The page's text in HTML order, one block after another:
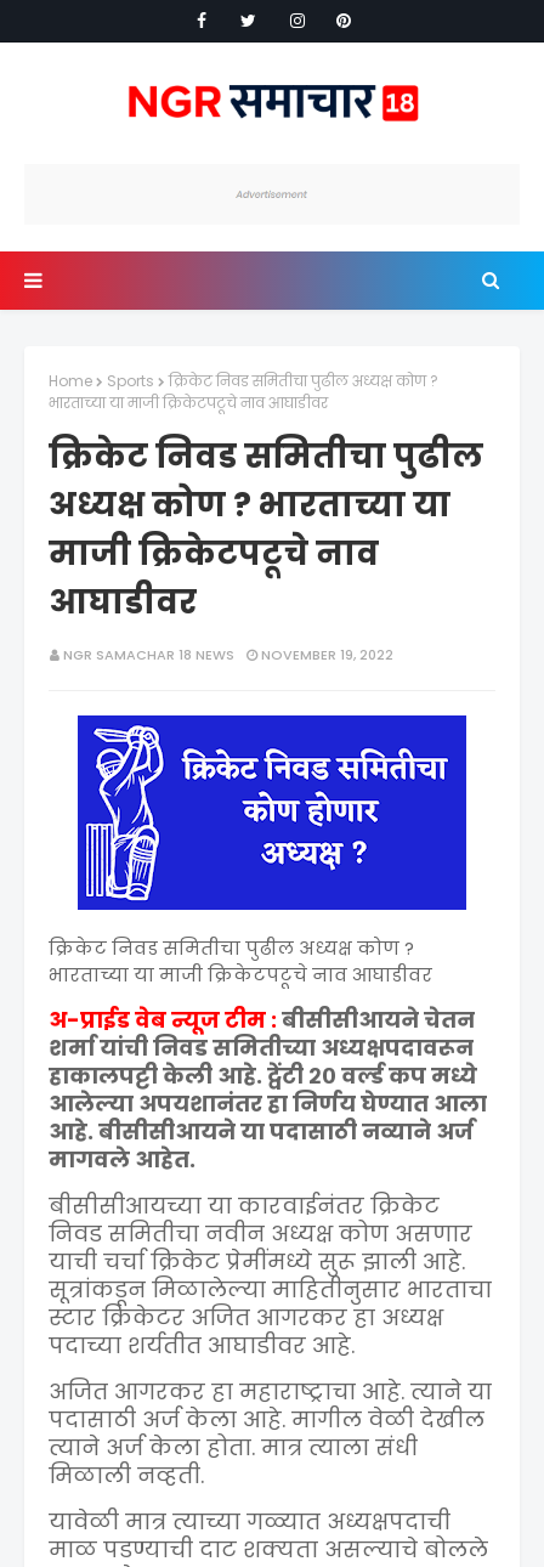
Home Sports
क्रिकेट निवड समितीचा पुढील अध्यक्ष कोण ?
भारताच्या या माजी क्रिकेटपटूचे नाव आघाडीवर
क्रिकेट निवड समितीचा पुढील
अध्यक्ष कोण ? भारताच्या या
माजी क्रिकेटपटूचे नाव
आघाडीवर
NGR SAMACHAR 18 NEWS NOVEMBER 19, 2022
क्रिकेट निवड समितीचा पुढील अध्यक्ष कोण ?
भारताच्या या माजी क्रिकेटपटूचे नाव आघाडीवर
अ-प्राईड वेब न्यूज टीम : बीसीसीआयने चेतन
शर्मा यांची निवड समितीच्या अध्यक्षपदावरून
हाकालपट्टी केली आहे. ट्वेंटी २० वर्ल्ड कप मध्ये
आलेल्या अपयशानंतर हा निर्णय घेण्यात आला
आहे. बीसीसीआयने या पदासाठी नव्याने अर्ज
मागवले आहेत.
बीसीसीआयच्या या कारवाईनंतर क्रिकेट
निवड समितीचा नवीन अध्यक्ष कोण असणार
याची चर्चा क्रिकेट प्रेमींमध्ये सुरू झाली आहे.
सूत्रांकडून मिळालेल्या माहितीनुसार भारताचा
स्टार क्रिकेटर अजित आगरकर हा अध्यक्ष
पदाच्या शर्यतीत आघाडीवर आहे.
अजित आगरकर हा महाराष्ट्राचा आहे. त्याने या
पदासाठी अर्ज केला आहे. मागील वेळी देखील
त्याने अर्ज केला होता. मात्र त्याला संधी
मिळाली नव्हती.
यावेळी मात्र त्याच्या गळ्यात अध्यक्षपदाची
माळ पडण्याची दाट शक्यता असल्याचे बोलले